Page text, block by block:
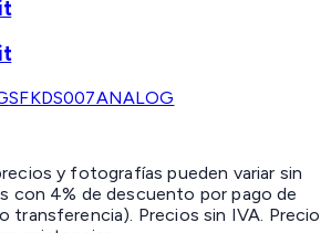
SFKDS007ANALOG
y fotografías pueden variar sin
con 4% de descuento por pago de
Precios sin IVA. Precio